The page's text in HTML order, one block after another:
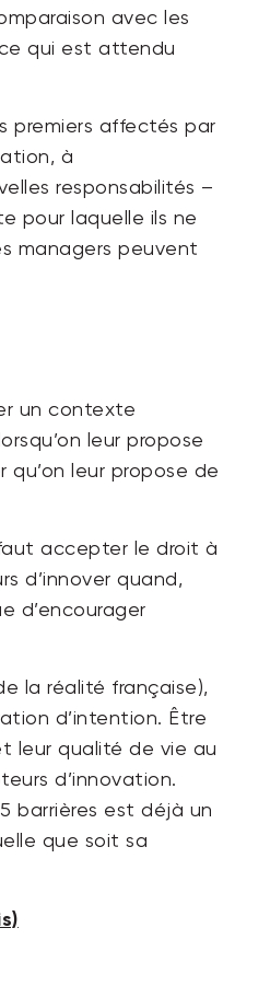
avec les
qui est attendu
premiers affectés par
à
responsabilités –
pour laquelle ils ne
managers peuvent
un contexte
leur propose
leur propose de
accepter le droit à
d’innover quand,
d’encourager
la réalité française),
d’intention. Être
leur qualité de vie au
d’innovation.
barrières est déjà un
que soit sa